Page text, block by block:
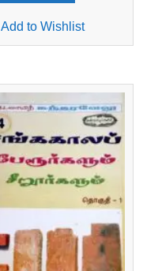
Add to Wishlist